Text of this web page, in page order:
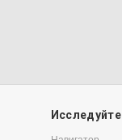
Исследуйте